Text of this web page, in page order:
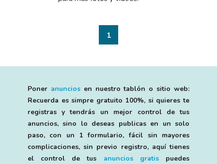
1
Poner anunciosen nuestro tablón o sitio web:
Recuerda es simpre gratuito 100%, si quieres te
registras y tendrás un mejor control de tus
anuncios, sino lo deseas publicas en un solo
paso, con un 1 formulario, fácil sin mayores
complicaciones, sin previo registro, aquí tienes
el control de tus anuncios gratispuedes